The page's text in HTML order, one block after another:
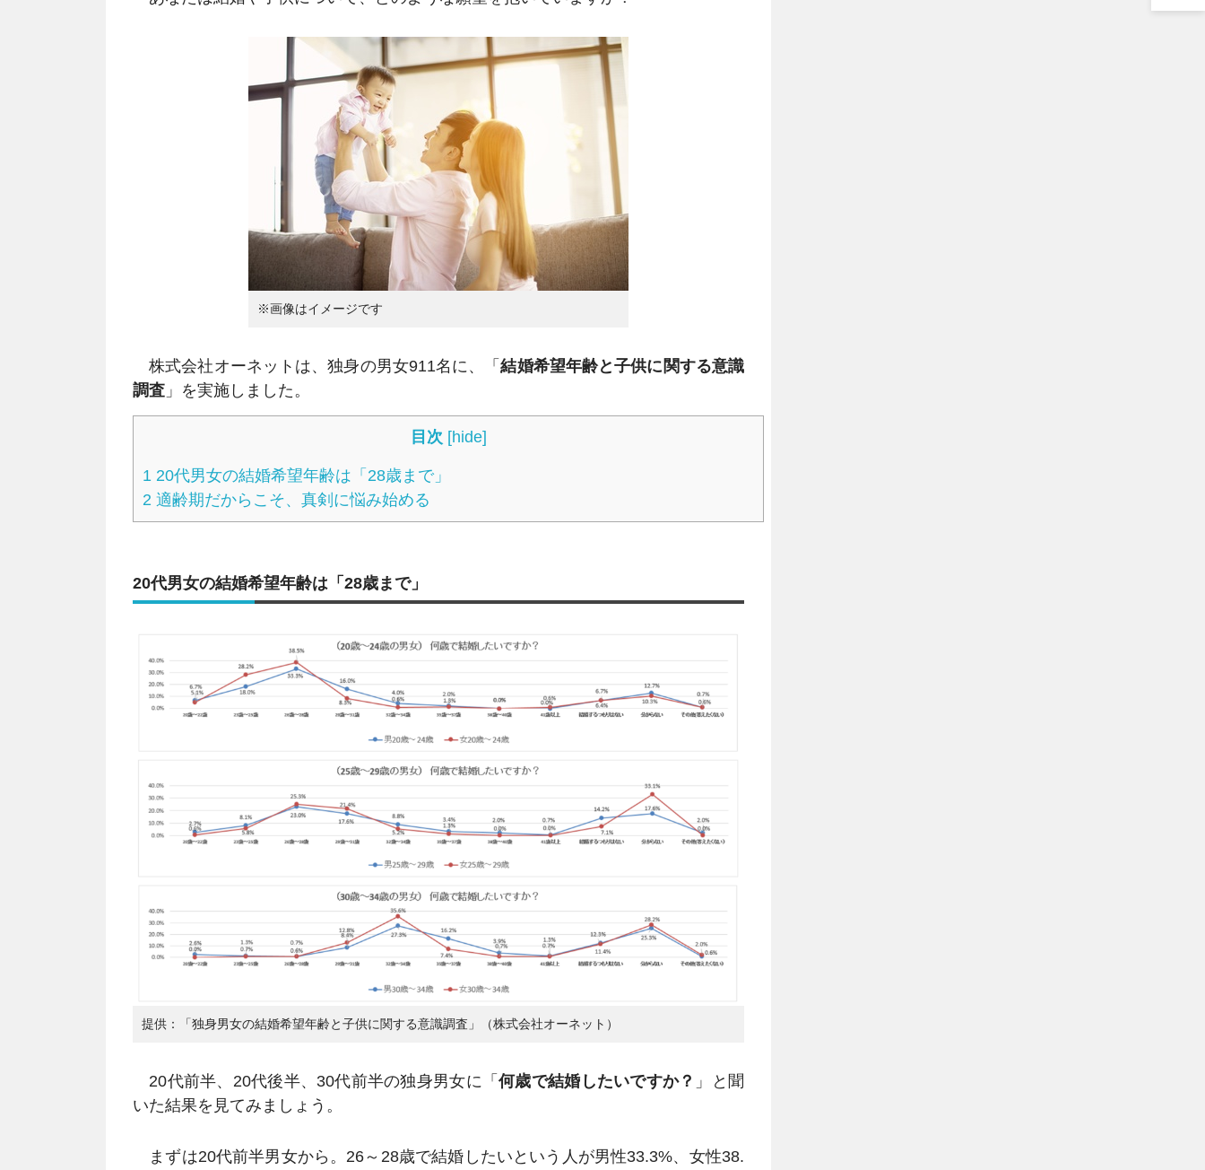
※画像はイメージです
株式会社オーネットは、独身の男女911名に、「結婚希望年齢と子供に関する意識
調査 」を実施しました。
目次 [hide]
1 20代男女の結婚希望年齢は「28歳まで」
2 適齢期だからこそ、真剣に悩み始める
20代男女の結婚希望年齢は「28歳まで」
提供：「独身男女の結婚希望年齢と子供に関する意識調査」（株式会社オーネット）
20代前半、20代後半、30代前半の独身男女に「何歳で結婚したいですか？ 」と聞
いた結果を見てみましょう。
まずは20代前半男女から。26～28歳で結婚したいという人が男性33.3%、女性38.